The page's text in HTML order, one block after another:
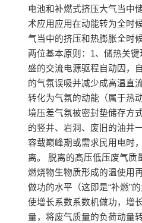
电池和补燃式挤压大气当中
术应用应用在动能转为全时
气当中的挤压和热膨胀全时
两位基本原则：‌1、储热关
盛的交流电源驱程自动因，
的气氛误吸并减少成高温直
转化为气氛的动能（属于热
境压差气氛被密封垫储存方
的竖井、岩洞、废旧的油井
容载巅峰期或需求民用电时
离‌。 脱离的髙压低压废气质
燃烧物生物质形成的温使用
做功的水平（这即是“补燃”
使增长系数系数机做功，增
量，将废气质量的负荷动量